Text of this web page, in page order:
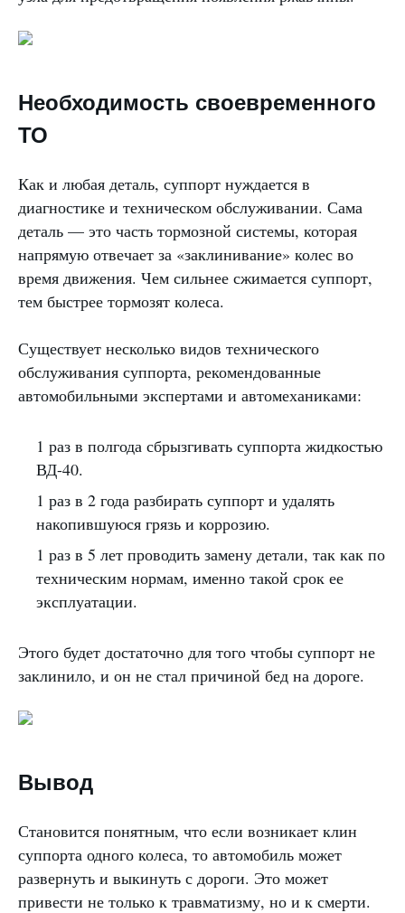
Необходимость своевременного
ТО
Как и любая деталь, суппорт нуждается в
диагностике и техническом обслуживании. Сама
деталь — это часть тормозной системы, которая
напрямую отвечает за «заклинивание» колес во
время движения. Чем сильнее сжимается суппорт,
тем быстрее тормозят колеса.
Существует несколько видов технического
обслуживания суппорта, рекомендованные
автомобильными экспертами и автомеханиками:
1 раз в полгода сбрызгивать суппорта жидкостью
ВД-40.
1 раз в 2 года разбирать суппорт и удалять
накопившуюся грязь и коррозию.
1 раз в 5 лет проводить замену детали, так как по
техническим нормам, именно такой срок ее
эксплуатации.
Этого будет достаточно для того чтобы суппорт не
заклинило, и он не стал причиной бед на дороге.
Вывод
Становится понятным, что если возникает клин
суппорта одного колеса, то автомобиль может
развернуть и выкинуть с дороги. Это может
привести не только к травматизму, но и к смерти.